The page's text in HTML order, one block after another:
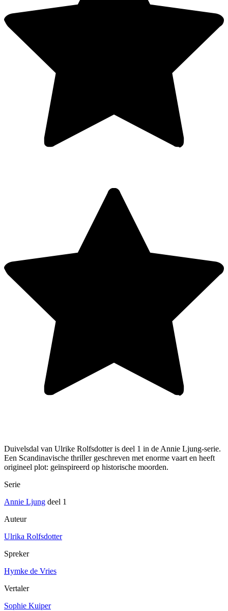
Duivelsdal van Ulrike Rolfsdotter is deel 1 in de Annie Ljung-serie.
Een Scandinavische thriller geschreven met enorme vaart en heeft
origineel plot: geïnspireerd op historische moorden.
Serie
Annie Ljung deel 1
Auteur
Ulrika Rolfsdotter
Spreker
Hymke de Vries
Vertaler
Sophie Kuiper